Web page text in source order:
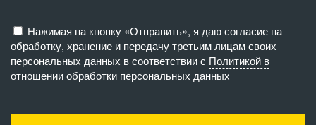
Нажимая на кнопку «Отправить», я даю согласие на
обработку, хранение и передачу третьим лицам своих
персональных данных в соответствии с Политикой в
отношении обработки персональных данных